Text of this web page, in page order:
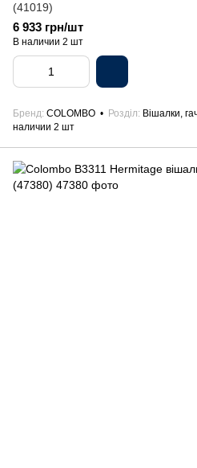
(41019)
6 933 грн/шт
В наличии 2 шт
Бренд COLOMBO Розділ Вішалки,
наличии 2 шт